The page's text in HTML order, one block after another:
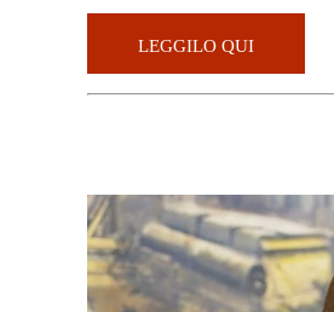
LEGGILO QUI